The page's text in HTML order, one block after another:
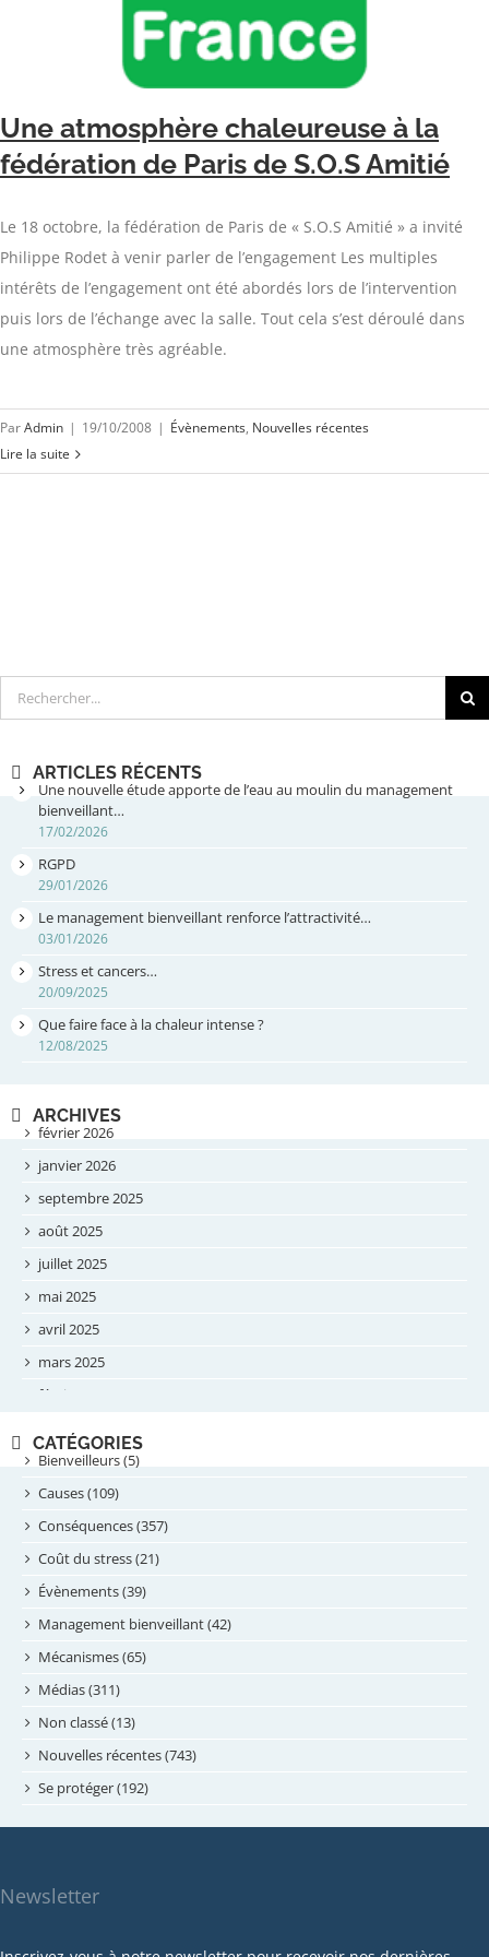
Une atmosphère chaleureuse à la
fédération de Paris de S.O.S Amitié
Le 18 octobre, la fédération de Paris de « S.O.S Amitié » a invité
Philippe Rodet à venir parler de l’engagement Les multiples
intérêts de l’engagement ont été abordés lors de l’intervention
puis lors de l’échange avec la salle. Tout cela s’est déroulé dans
une atmosphère très agréable.
ParAdmin | 19/10/2008 | Évènements, Nouvelles récentes
Lire la suite
Rechercher
ARTICLES RÉCENTS
Une nouvelle étude apporte de l’eau au moulin du management
bienveillant…
17/02/2026
RGPD
29/01/2026
Le management bienveillant renforce l’attractivité…
03/01/2026
Stress et cancers…
20/09/2025
Que faire face à la chaleur intense ?
12/08/2025
ARCHIVES
février 2026
janvier 2026
septembre 2025
août 2025
juillet 2025
mai 2025
avril 2025
mars 2025
février 2025
septembre 2024
août 2024
juillet 2024
juin 2024
mai 2024
avril 2024
février 2024
janvier 2024
novembre 2023
octobre 2023
septembre 2023
mars 2023
janvier 2023
CATÉGORIES
Bienveilleurs (5)
Causes (109)
Conséquences (357)
Coût du stress (21)
Évènements (39)
Management bienveillant (42)
Mécanismes (65)
Médias (311)
Non classé (13)
Nouvelles récentes (743)
Se protéger (192)
Newsletter